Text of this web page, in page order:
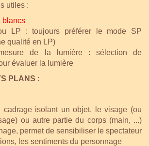
utiles :
blancs
LP : toujours préférer le mode SP
qualité en LP)
de la lumière : sélection de
évaluer la lumière
PLANS :
cadrage isolant un objet, le visage (ou
ou autre partie du corps (main, ...)
permet de sensibiliser le spectateur
les sentiments du personnage